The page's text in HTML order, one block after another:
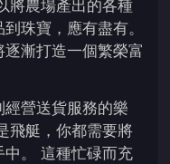
將農場產出的各種
珠寶，應有盡有。
漸打造一個繁榮富
營送貨服務的樂
飛艇，你都需要將
中。 這種忙碌而充